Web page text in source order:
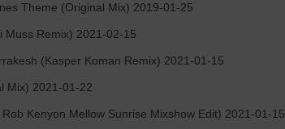
Theme (Original Mix) 2019-01-25
Remix) 2021-02-15
(Kasper Koman Remix) 2021-01-15
Mix) 2021-01-22
Kenyon Mellow Sunrise Mixshow Edit) 2021-01-15